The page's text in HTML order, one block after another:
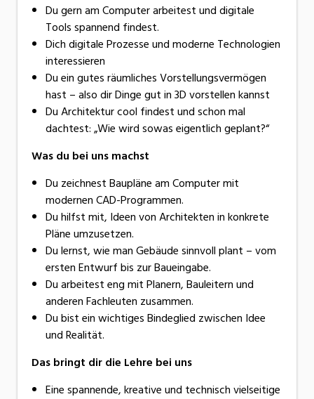
Du gern am Computer arbeitest und digitale
Tools spannend findest.
Dich digitale Prozesse und moderne Technologien
interessieren
Du ein gutes räumliches Vorstellungsvermögen
hast – also dir Dinge gut in 3D vorstellen kannst
Du Architektur cool findest und schon mal
dachtest: „Wie wird sowas eigentlich geplant?“
Was du bei uns machst
Du zeichnest Baupläne am Computer mit
modernen CAD-Programmen.
Du hilfst mit, Ideen von Architekten in konkrete
Pläne umzusetzen.
Du lernst, wie man Gebäude sinnvoll plant – vom
ersten Entwurf bis zur Baueingabe.
Du arbeitest eng mit Planern, Bauleitern und
anderen Fachleuten zusammen.
Du bist ein wichtiges Bindeglied zwischen Idee
und Realität.
Das bringt dir die Lehre bei uns
Eine spannende, kreative und technisch vielseitige